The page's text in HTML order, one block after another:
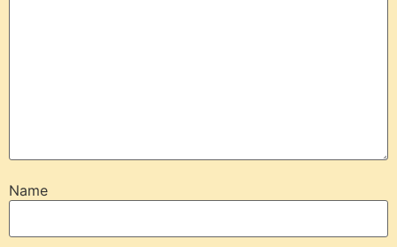
Name